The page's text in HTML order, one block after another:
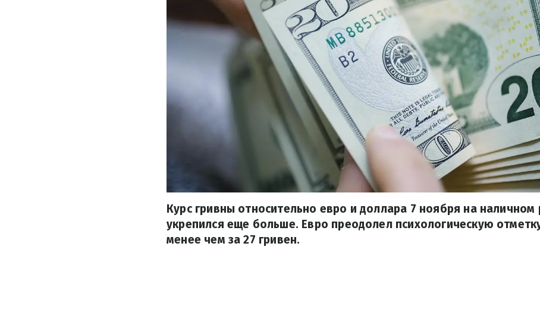
Курс гривны относительно евро и доллара 7 ноября на наличном
укрепился еще больше. Евро преодолел психологическую
менее чем за 27 гривен.